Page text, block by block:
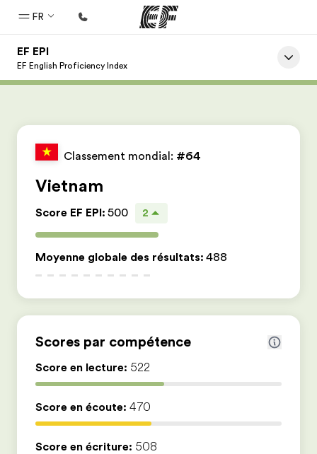
FR
Accueil
Trouver un bureau
A propos de nous
EF recrute
Rejoignez nos équipes
EF EPI
EF English Proficiency Index
Classement mondial: #64
Vietnam
Score EF EPI: 500 2
Moyenne globale des résultats: 488
Scores par compétence
Score en lecture: 522
Score en écoute: 470
Score en écriture: 508